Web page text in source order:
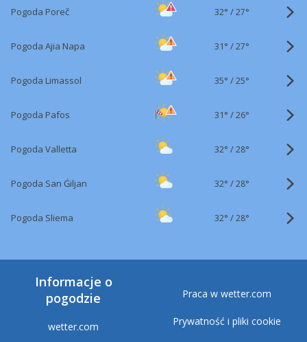
Pogoda Poreč 32° /27°
Pogoda Ajia Napa 31° /27°
Pogoda Limassol 35° /25°
Pogoda Pafos 31° /26°
Pogoda Valletta 32° /28°
Pogoda San Ġiljan 32° /28°
Pogoda Sliema 32° /28°
Informacje o
pogodzie
wetter.com
Praca w wetter.com
Prywatność i pliki cookie